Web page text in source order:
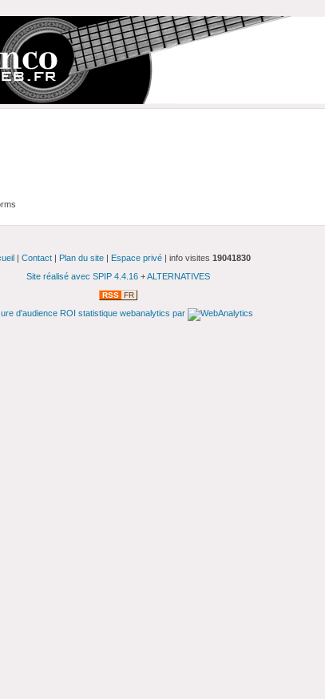
| Contact| Plan du site| Espace privé| info visites 19041830
Site réalisé avec SPIP 4.4.16 +ALTERNATIVES
RSS FR
d'audience ROI statistique webanalytics par